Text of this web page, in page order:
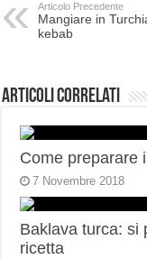
Articolo Precedente
Mangiare in
kebab
Articoli correlati
Come preparare
7 Novembre 2018
Baklava turca: si
ricetta